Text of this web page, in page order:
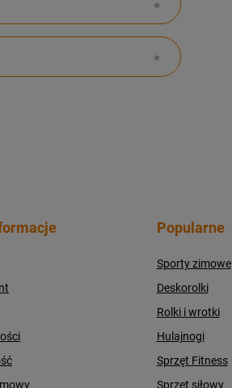
Popularne
Sporty zimowe
Deskorolki
Rolki i wrotki
Hulajnogi
Sprzęt Fitness
Sprzęt siłowy